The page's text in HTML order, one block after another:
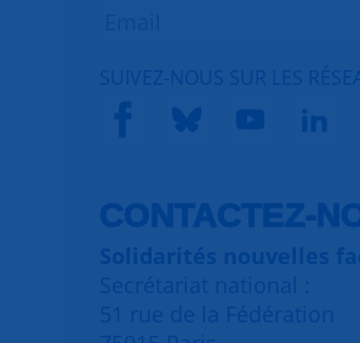
SUIVEZ-NOUS SUR LES
CONTACTEZ-
Solidarités nouvelles
Secrétariat national :
51 rue de la Fédération